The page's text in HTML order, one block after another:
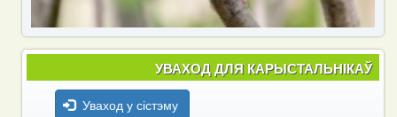
УВАХОД ДЛЯ КАРЫСТАЛЬНІКАЎ
Уваход у сістэму